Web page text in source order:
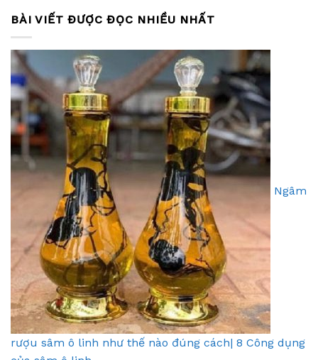
BÀI VIẾT ĐƯỢC ĐỌC NHIỀU NHẤT
Ngâm
rượu sâm ô linh như thế nào đúng cách| 8 Công dụng